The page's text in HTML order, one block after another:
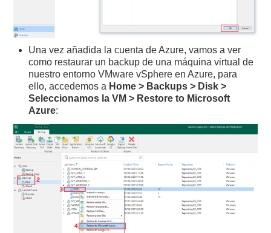
Una vez añadida la cuenta de Azure, vamos a ver
como restaurar un backup de una máquina virtual de
nuestro entorno VMware vSphere en Azure, para
ello, accedemos a Home > Backups > Disk >
Seleccionamos la VM > Restore to Microsoft
Azure: